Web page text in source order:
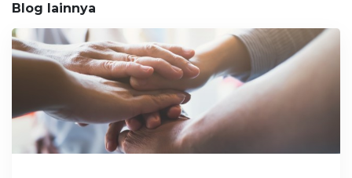
Blog lainnya